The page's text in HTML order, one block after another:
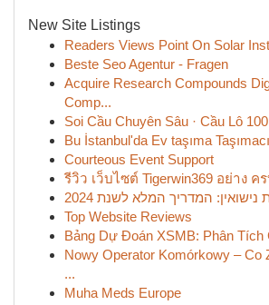
New Site Listings
Readers Views Point On Solar
Beste Seo Agentur - Fragen
Acquire Research Compounds
Comp...
Soi Cầu Chuyên Sâu · Cầu Lô
Bu İstanbul'da Ev taşıma
Courteous Event Support
รีวิว เว็บไซต์ Tigerwin369 อย่าง ค
נישואין: המדריך המלא לשנת 2024
Top Website Reviews
Bảng Dự Đoán XSMB: Phân Tích
Nowy Operator Komórkowy – Co
...
Muha Meds Europe